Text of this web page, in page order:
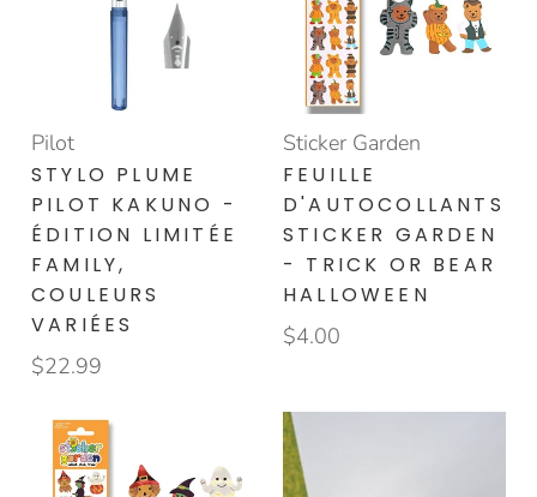
Pilot
STYLO PLUME
PILOT KAKUNO -
ÉDITION LIMITÉE
FAMILY,
COULEURS
VARIÉES
$22.99
Sticker Garden
FEUILLE
D'AUTOCOLLANTS
STICKER GARDEN
- TRICK OR BEAR
HALLOWEEN
$4.00